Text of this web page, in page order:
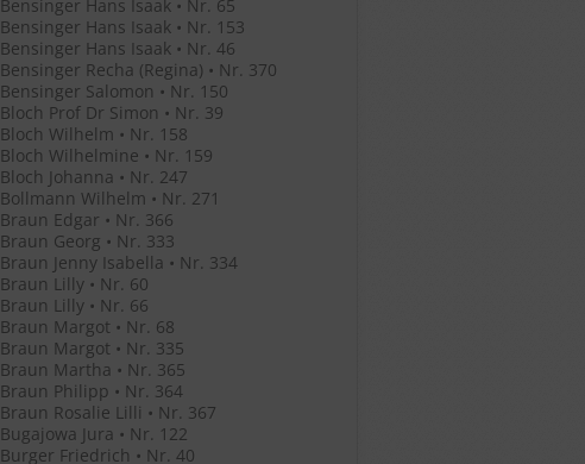
Bensinger Hans Isaak • Nr. 65
Bensinger Hans Isaak • Nr. 153
Bensinger Hans Isaak • Nr. 46
Bensinger Recha (Regina) • Nr. 370
Bensinger Salomon • Nr. 150
Bloch Prof Dr Simon • Nr. 39
Bloch Wilhelm • Nr. 158
Bloch Wilhelmine • Nr. 159
Bloch Johanna • Nr. 247
Bollmann Wilhelm • Nr. 271
Braun Edgar • Nr. 366
Braun Georg • Nr. 333
Braun Jenny Isabella • Nr. 334
Braun Lilly • Nr. 60
Braun Lilly • Nr. 66
Braun Margot • Nr. 68
Braun Margot • Nr. 335
Braun Martha • Nr. 365
Braun Philipp • Nr. 364
Braun Rosalie Lilli • Nr. 367
Bugajowa Jura • Nr. 122
Burger Friedrich • Nr. 40